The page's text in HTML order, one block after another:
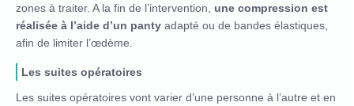
zones à traiter. A la fin de l’intervention, une compression est
réalisée à l’aide d’un panty adapté ou de bandes élastiques,
afin de limiter l’œdème.
Les suites opératoires
Les suites opératoires vont varier d’une personne à l’autre et en